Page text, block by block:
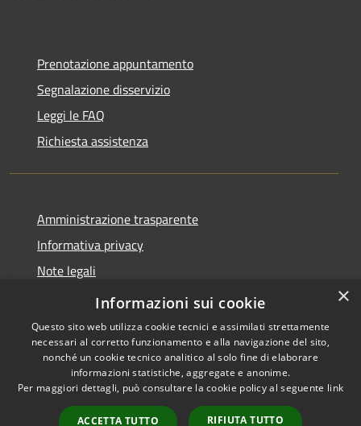
Prenotazione appuntamento
Segnalazione disservizio
Leggi le FAQ
Richiesta assistenza
Amministrazione trasparente
Informativa privacy
Note legali
Dichiarazione di accessibilità
Accessibilità
Copyright © 2026 • Comune di
Carovigno • Powered by
Municipium• Accesso
×
Informazioni sui cookie
Questo sito web utilizza cookie tecnici e assimilati strettamente
necessari al corretto funzionamento e alla navigazione del sito,
nonché un cookie tecnico analitico al solo fine di elaborare
informazioni statistiche, aggregate e anonime.
Per maggiori dettagli, può consultare la cookie policy al seguente link
ACCETTA TUTTO RIFIUTA TUTTO